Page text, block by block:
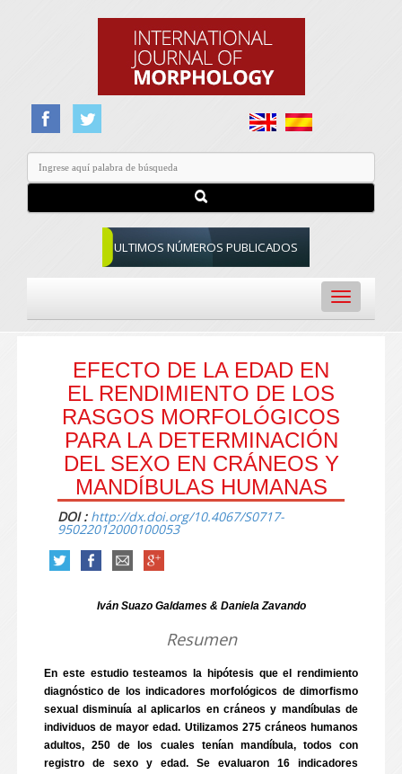
ULTIMOS NÚMEROS PUBLICADOS
Toggle
navigation
EFECTO DE LA EDAD EN
EL RENDIMIENTO DE LOS
RASGOS MORFOLÓGICOS
PARA LA DETERMINACIÓN
DEL SEXO EN CRÁNEOS Y
MANDÍBULAS HUMANAS
DOI : http://dx.doi.org/10.4067/S0717-
95022012000100053
Iván Suazo Galdames & Daniela Zavando
Resumen
En este estudio testeamos la hipótesis que el rendimiento
diagnóstico de los indicadores morfológicos de dimorfismo
sexual disminuía al aplicarlos en cráneos y mandíbulas de
individuos de mayor edad. Utilizamos 275 cráneos humanos
adultos, 250 de los cuales tenían mandíbula, todos con
registro de sexo y edad. Se evaluaron 16 indicadores